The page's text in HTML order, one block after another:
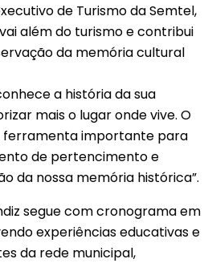
de Turismo da Semtel,
além do turismo e contribui
da memória cultural
a história da sua
mais o lugar onde vive. O
ferramenta importante para
de pertencimento e
da nossa memória histórica”.
segue com cronograma em
experiências educativas e
da rede municipal,